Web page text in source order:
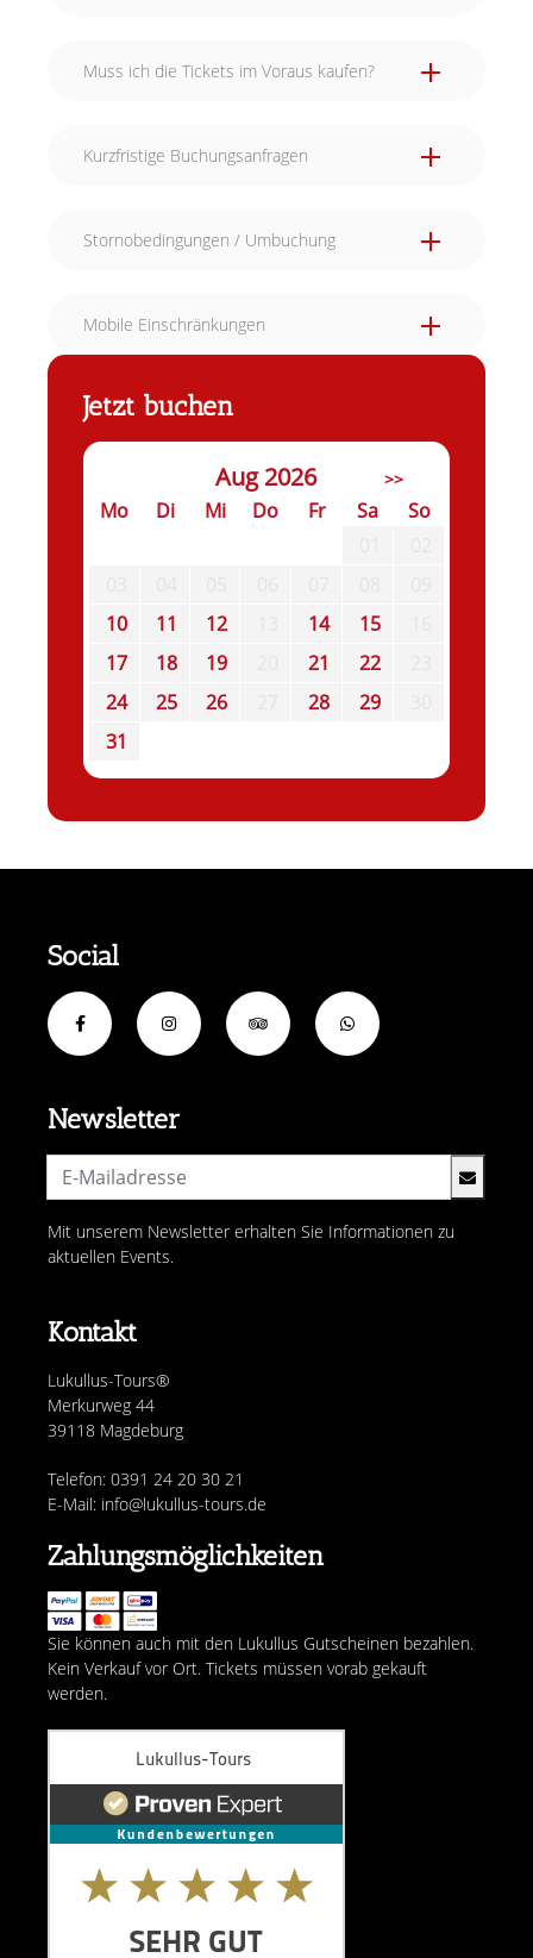
Muss ich die Tickets im Voraus kaufen?
Kurzfristige Buchungsanfragen
Stornobedingungen / Umbuchung
Mobile Einschränkungen
Jetzt buchen
Aug 2026 >>
Mo Di Mi Do Fr Sa
So
10
11 12 14 15
17
18 19 21 22
24
25 26 28 29
31
Kontakt
Lukullus-Tours®
Merkurweg 44
39118 Magdeburg
Telefon: 0391 24 20 30 21
E-Mail: info@lukullus-tours.de
Newsletter
Mit unserem Newsletter erhalten Sie Informationen zu
aktuellen Events.
Social
Zahlungsmöglichkeiten
Sie können auch mit den Lukullus Gutscheinen bezahlen.
Kein Verkauf vor Ort. Tickets müssen vorab gekauft
werden.